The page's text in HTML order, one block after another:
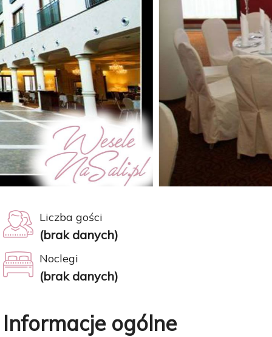
Liczba gości
(brak danych)
Noclegi
(brak danych)
Informacje ogólne